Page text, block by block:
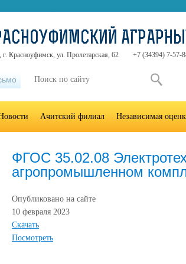
ФГОС 35.02.08
агропромышленном
Опубликовано на сайте
10 февраля 2023
Скачать
Посмотреть
г. Красноуфимск, ул. Пролетарская, 62 +7 (34394) 7-57-
Ачитский филиал Независимая